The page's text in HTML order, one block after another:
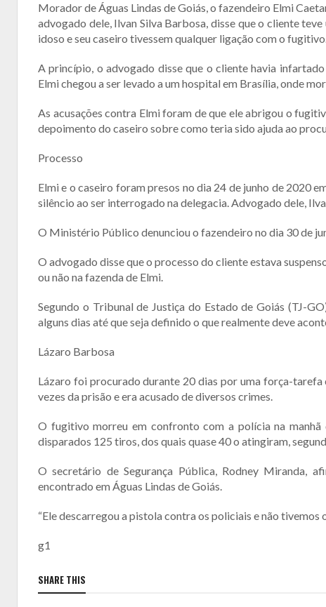
Morador de Águas Lindas de Goiás, o fazendeiro Elmi
advogado dele, Ilvan Silva Barbosa, disse que o cliente
idoso e seu caseiro tivessem qualquer ligação com o
A princípio, o advogado disse que o cliente havia
Elmi chegou a ser levado a um hospital em Brasília, onde
As acusações contra Elmi foram de que ele abrigou o
depoimento do caseiro sobre como teria sido ajuda ao
Processo
Elmi e o caseiro foram presos no dia 24 de junho de 2020
silêncio ao ser interrogado na delegacia. Advogado dele,
O Ministério Público denunciou o fazendeiro no dia 30 de
O advogado disse que o processo do cliente estava
ou não na fazenda de Elmi.
Segundo o Tribunal de Justiça do Estado de Goiás (TJ-
alguns dias até que seja definido o que realmente deve
Lázaro Barbosa
Lázaro foi procurado durante 20 dias por uma força-
vezes da prisão e era acusado de diversos crimes.
O fugitivo morreu em confronto com a polícia na
disparados 125 tiros, dos quais quase 40 o atingiram,
O secretário de Segurança Pública, Rodney Miranda,
encontrado em Águas Lindas de Goiás.
“Ele descarregou a pistola contra os policiais e não
g1
SHARE THIS